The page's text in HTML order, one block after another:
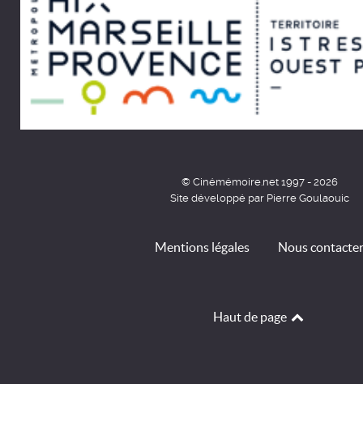
© Cinémémoire.net 1997 - 2026
Site développé par Pierre Goulaouic
Mentions légales Nous contacter
Haut de page